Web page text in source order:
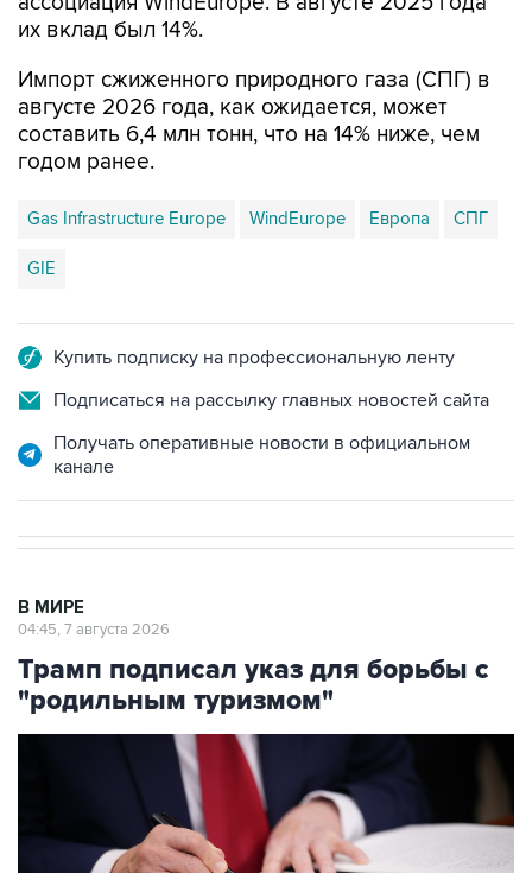
их вклад был 14%.
Импорт сжиженного природного газа (СПГ) в
августе 2026 года, как ожидается, может
составить 6,4 млн тонн, что на 14% ниже, чем
годом ранее.
Gas Infrastructure Europe WindEurope Европа СПГ
GIE
Купить подписку на профессиональную ленту
Подписаться на рассылку главных новостей сайта
Получать оперативные новости в официальном
канале
В МИРЕ
04:45, 7 августа 2026
Трамп подписал указ для борьбы с
"родильным туризмом"